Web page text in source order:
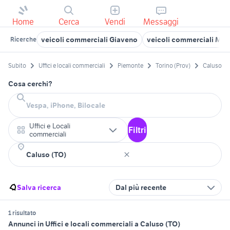
Home Cerca Vendi Messaggi
Ricerche veicoli commerciali Giaveno veicoli commerciali
Subito Uffici e locali commerciali Piemonte Torino (Prov) Caluso
Cosa cerchi?
Uffici e Locali
commerciali
Filtri
Salva ricerca Dal più recente
1 risultato
Annunci in Uffici e locali commerciali a Caluso (TO)